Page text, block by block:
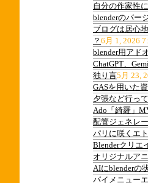
自分の作家性
blenderのバー
ブログは居心
？ 6月 1, 2026
blender用アド
ChatGPT、
独り言5月 23,
GASを用いた
夕張など行っ
Ado「綺羅」
配管ジェネレ
パリに咲くエ
Blenderクリエ
オリジナルア
AIにblenderの
パイメニュー